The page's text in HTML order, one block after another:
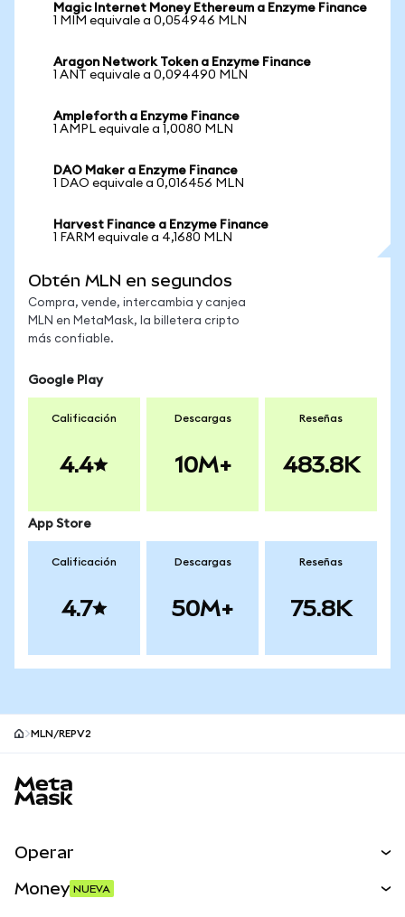
Magic Internet Money Ethereum a Enzyme Finance
1 MIM equivale a 0,054946 MLN
Aragon Network Token a Enzyme Finance
1 ANT equivale a 0,094490 MLN
Ampleforth a Enzyme Finance
1 AMPL equivale a 1,0080 MLN
DAO Maker a Enzyme Finance
1 DAO equivale a 0,016456 MLN
Harvest Finance a Enzyme Finance
1 FARM equivale a 4,1680 MLN
Obtén MLN en segundos
Compra, vende, intercambia y canjea
MLN en MetaMask, la billetera cripto
más confiable.
Google Play
Calificación
4.4
Descargas
10M+
Reseñas
483.8K
App Store
Calificación
4.7
Descargas
50M+
Reseñas
75.8K
MLN/REPV2
Operar
Money NUEVA